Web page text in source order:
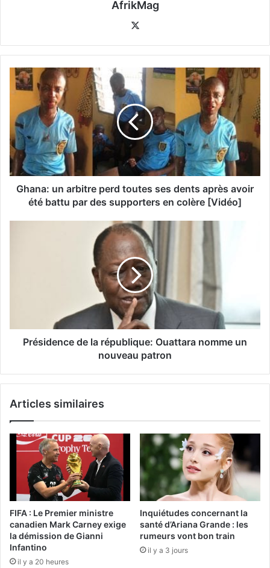
AfrikMag
Ghana: un arbitre perd toutes ses dents après avoir
été battu par des supporters en colère [Vidéo]
Présidence de la république: Ouattara nomme un
nouveau patron
Articles similaires
FIFA : Le Premier ministre
canadien Mark Carney exige
la démission de Gianni
Infantino
il y a 20 heures
Inquiétudes concernant la
santé d’Ariana Grande : les
rumeurs vont bon train
il y a 3 jours